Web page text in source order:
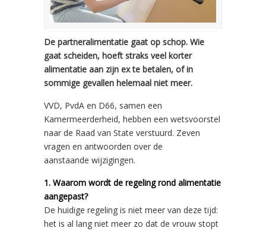
De partneralimentatie gaat op schop. Wie
gaat scheiden, hoeft straks veel korter
alimentatie aan zijn ex te betalen, of in
sommige gevallen helemaal niet meer.
VVD, PvdA en D66, samen een
Kamermeerderheid, hebben een wetsvoorstel
naar de Raad van State verstuurd. Zeven
vragen en antwoorden over de
aanstaande wijzigingen.
1. Waarom wordt de regeling rond alimentatie
aangepast?
De huidige regeling is niet meer van deze tijd:
het is al lang niet meer zo dat de vrouw stopt